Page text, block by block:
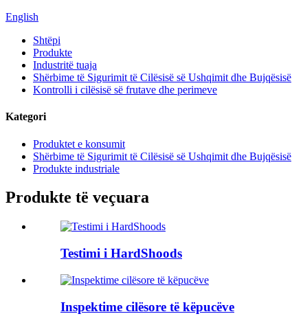
English
Shtëpi
Produkte
Industritë tuaja
Shërbime të Sigurimit të Cilësisë së Ushqimit dhe Bujqësisë
Kontrolli i cilësisë së frutave dhe perimeve
Kategori
Produktet e konsumit
Shërbime të Sigurimit të Cilësisë së Ushqimit dhe Bujqësisë
Produkte industriale
Produkte të veçuara
Testimi i HardShoods
Inspektime cilësore të këpucëve